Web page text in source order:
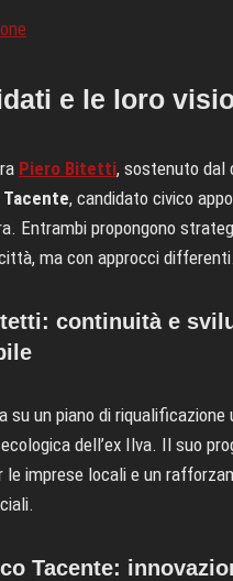
e le loro
Piero Bitetti, sostenuto dal
, candidato civico
Entrambi propongono
ma con approcci differenti.
continuità e
su un piano di riqualificazione
dell’ex Ilva. Il suo
le imprese locali e un
Tacente: